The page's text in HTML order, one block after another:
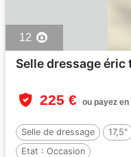
12
Selle dressage
225 € ou payez en
Selle de dressage 17,5"
Etat : Occasion